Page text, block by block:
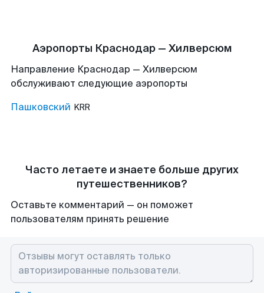
Аэропорты Краснодар — Хилверсюм
Направление Краснодар — Хилверсюм
обслуживают следующие аэропорты
Пашковский KRR
Часто летаете и знаете больше других
путешественников?
Оставьте комментарий — он поможет
пользователям принять решение